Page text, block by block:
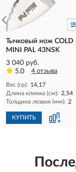
Тычковый нож COLD
MINI PAL 43NSK
3 040 руб.
5.0
4 отзыва
Вес (гр): 14,17
Длина клинка (см): 2,54
Толщина лезвия (мм): 2
КУПИТЬ